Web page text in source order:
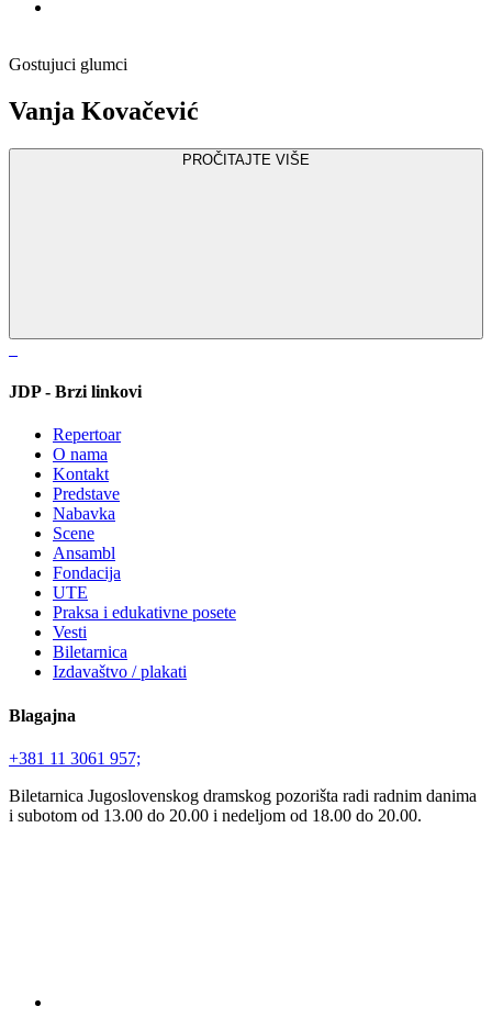
Gostujuci glumci
Vanja Kovačević
PROČITAJTE VIŠE
JDP - Brzi linkovi
Repertoar
O nama
Kontakt
Predstave
Nabavka
Scene
Ansambl
Fondacija
UTE
Praksa i edukativne posete
Vesti
Biletarnica
Izdavaštvo / plakati
Blagajna
+381 11 3061 957;
Biletarnica Jugoslovenskog dramskog pozorišta radi radnim danima
i subotom od 13.00 do 20.00 i nedeljom od 18.00 do 20.00.